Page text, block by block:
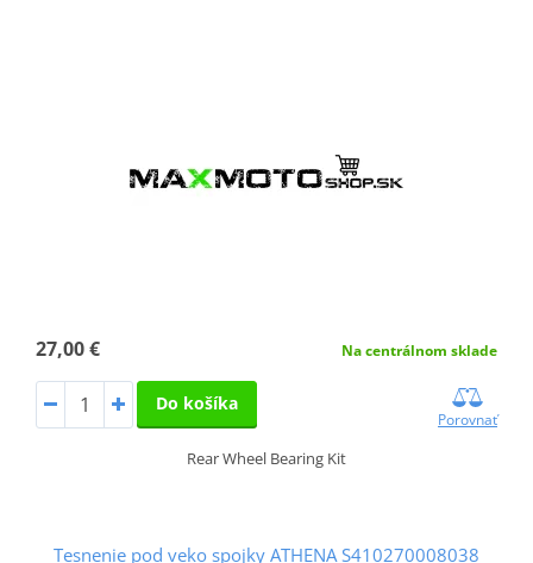
27,00 € Na centrálnom sklade
Do košíka
Porovnať
Rear Wheel Bearing Kit
Tesnenie pod veko spojky ATHENA S410270008038